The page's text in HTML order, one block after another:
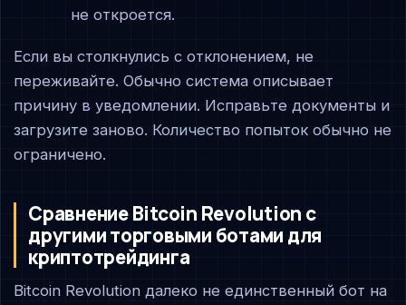
не откроется.
Если вы столкнулись с отклонением, не
переживайте. Обычно система описывает
причину в уведомлении. Исправьте документы и
загрузите заново. Количество попыток обычно не
ограничено.
Сравнение Bitcoin Revolution с
другими торговыми ботами для
криптотрейдинга
Bitcoin Revolution далеко не единственный бот на